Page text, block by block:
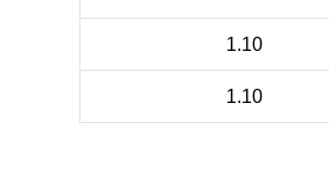
1.10
1.10